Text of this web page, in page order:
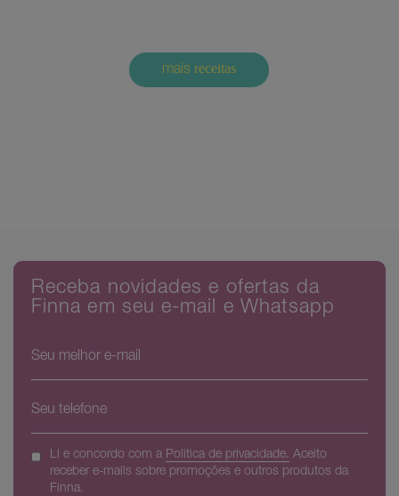
mais receitas
Receba novidades e ofertas da
Finna em seu e-mail e Whatsapp
Li e concordo com a Politica de privacidade. Aceito
receber e-mails sobre promoções e outros produtos da
Finna.